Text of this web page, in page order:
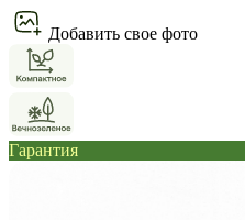
Добавить свое фото
Гарантия